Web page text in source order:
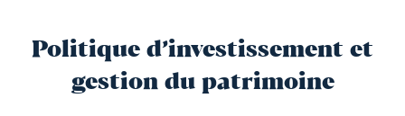
Politique d’investissement et
gestion du patrimoine